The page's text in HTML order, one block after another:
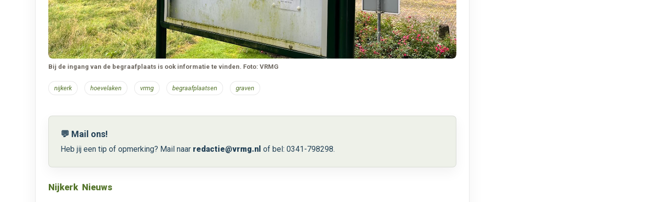
Bij de ingang van de begraafplaats is ook informatie te vinden. Foto: VRMG
nijkerk hoevelaken vrmg begraafplaatsen graven
💬 Mail ons!
Heb jij een tip of opmerking? Mail naar redactie@vrmg.nl of bel: 0341-798298.
Nijkerk Nieuws